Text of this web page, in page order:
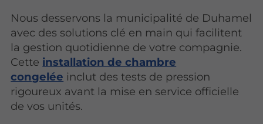
Nous desservons la municipalité de Duhamel
avec des solutions clé en main qui facilitent
la gestion quotidienne de votre compagnie.
Cette installation de chambre
congelée inclut des tests de pression
rigoureux avant la mise en service officielle
de vos unités.